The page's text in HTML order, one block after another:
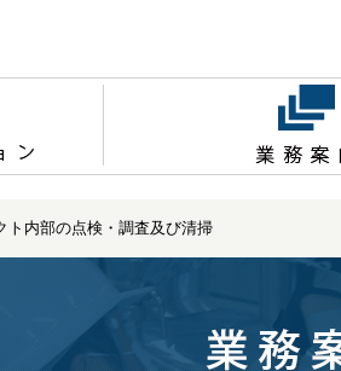
ト内部の点検・調査及び清掃